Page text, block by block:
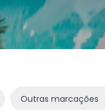
Outras marcações